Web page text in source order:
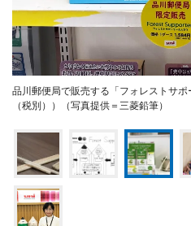
品川郵便局で販売する「フォレストサ
（税別））（写真提供＝三菱鉛筆）